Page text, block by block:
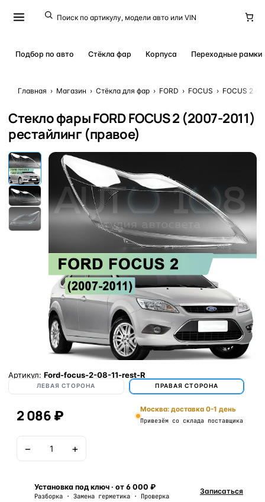
Подбор по авто Стёкла фар Корпуса Переходные рамки
Главная › Магазин › Стёкла для фар › FORD › FOCUS › FOCUS 2
Стекло фары FORD FOCUS 2 (2007-2011)
рестайлинг (правое)
Артикул: Ford-focus-2-08-11-rest-R
ЛЕВАЯ СТОРОНА ПРАВАЯ СТОРОНА
2 086 ₽ Москва: доставка 0-1 день
Привезём со склада поставщика
− +
Установка под ключ · от 6 000 ₽
Разборка · Замена герметика · Проверка
Записаться